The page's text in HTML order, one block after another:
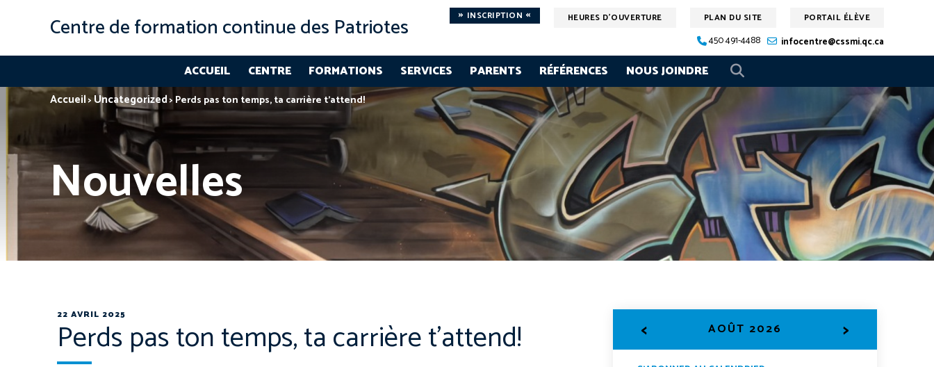
Centre de formation continue des Patriotes PLAN DU SITE PORTAIL ÉLÈVE
HEURES D'OUVERTURE
» INSCRIPTION «
450 491-4488 infocentre@cssmi.qc.ca
ACCUEIL CENTRE FORMATIONS SERVICES PARENTS RÉFÉRENCES NOUS JOINDRE
Accueil> Uncategorized> Perds pas ton temps, ta carrière t’attend!
Nouvelles
22 AVRIL 2025
Perds pas ton temps, ta carrière t’attend! < AOÛT 2026 >